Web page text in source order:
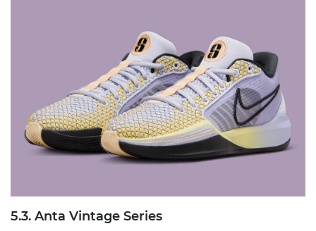
5.3. Anta Vintage Series